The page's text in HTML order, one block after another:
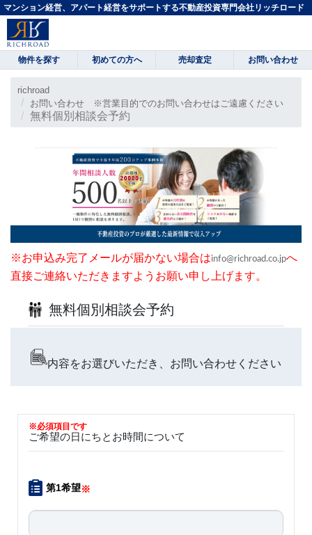
マンション経営、アパート経営をサポートする不動産投資専門会社リッチロード
物件を探す 初めての方へ 売却査定 お問い合わせ
richroad
お問い合わせ ※営業目的でのお問い合わせはご遠慮ください
無料個別相談会予約
※お申込み完了メールが届かない場合はinfo@richroad.co.jpへ
直接ご連絡いただきますようお願い申し上げます。
無料個別相談会予約
内容をお選びいただき、お問い合わせください
※必須項目です
ご希望の日にちとお時間について
第1希望※